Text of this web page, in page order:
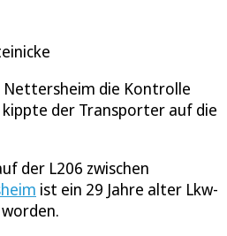
Nettersheim die Kontrolle
kippte der Transporter auf die
der L206 zwischen
ist ein 29 Jahre alter Lkw-